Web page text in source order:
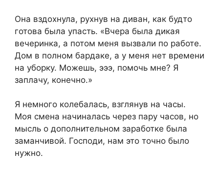
Она вздохнула, рухнув на диван, как будто
готова была упасть. «Вчера была дикая
вечеринка, а потом меня вызвали по работе.
Дом в полном бардаке, а у меня нет времени
на уборку. Можешь, эээ, помочь мне? Я
заплачу, конечно.»
Я немного колебалась, взглянув на часы.
Моя смена начиналась через пару часов, но
мысль о дополнительном заработке была
заманчивой. Господи, нам это точно было
нужно.